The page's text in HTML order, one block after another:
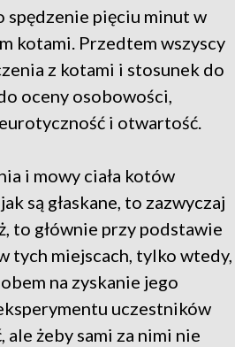
spędzenie pięciu minut w
kotami. Przedtem wszyscy
z kotami i stosunek do
oceny osobowości,
i otwartość.
i mowy ciała kotów
są głaskane, to zazwyczaj
to głównie przy podstawie
tych miejscach, tylko wtedy,
na zyskanie jego
uczestników
żeby sami za nimi nie